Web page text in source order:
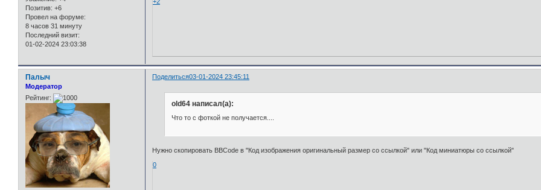
Позитив: +6
Провел на форуме:
8 часов 31 минуту
Последний визит:
01-02-2024 23:03:38
Поделиться03-01-2024 23:45:11
Палыч
Модератор
Рейтинг:
old64 написал(а):
Что то с фоткой не получается....
Нужно скопировать BBCode в "Код изображения оригинальный размер со ссылкой" или "Код миниатюры со ссылкой"
0